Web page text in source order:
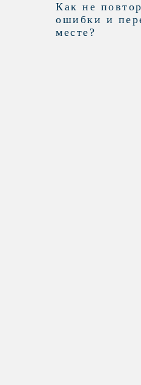
Как не
ошибки и
месте?